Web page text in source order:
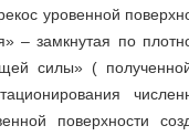
уровенной
– замкнутая по
силы» (
поверхности